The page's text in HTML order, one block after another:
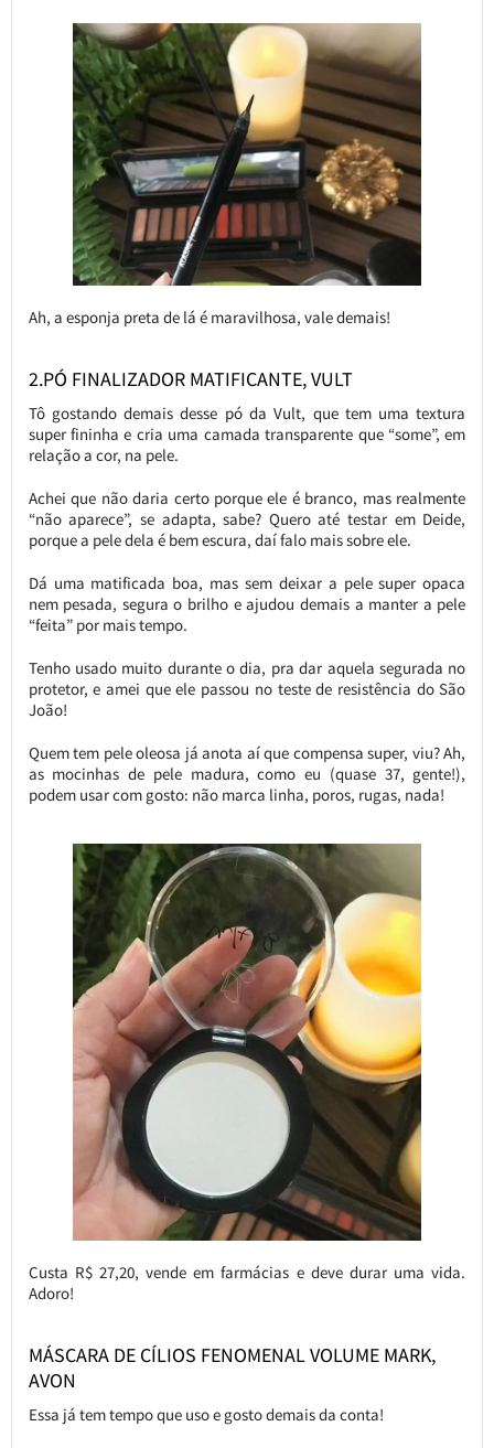
Ah, a esponja preta de lá é maravilhosa, vale demais!
2.PÓ FINALIZADOR MATIFICANTE, VULT
Tô gostando demais desse pó da Vult, que tem uma textura
super fininha e cria uma camada transparente que “some”, em
relação a cor, na pele.
Achei que não daria certo porque ele é branco, mas realmente
“não aparece”, se adapta, sabe? Quero até testar em Deide,
porque a pele dela é bem escura, daí falo mais sobre ele.
Dá uma matificada boa, mas sem deixar a pele super opaca
nem pesada, segura o brilho e ajudou demais a manter a pele
“feita” por mais tempo.
Tenho usado muito durante o dia, pra dar aquela segurada no
protetor, e amei que ele passou no teste de resistência do São
João!
Quem tem pele oleosa já anota aí que compensa super, viu? Ah,
as mocinhas de pele madura, como eu (quase 37, gente!),
podem usar com gosto: não marca linha, poros, rugas, nada!
Custa R$ 27,20, vende em farmácias e deve durar uma vida.
Adoro!
MÁSCARA DE CÍLIOS FENOMENAL VOLUME MARK,
AVON
Essa já tem tempo que uso e gosto demais da conta!